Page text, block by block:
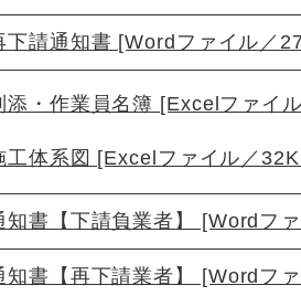
下請通知書 [Wordファイル／
添・作業員名簿 [Excelファイ
工体系図 [Excelファイル／
知書【下請負業者】 [Wordフ
知書【再下請業者】 [Wordフ